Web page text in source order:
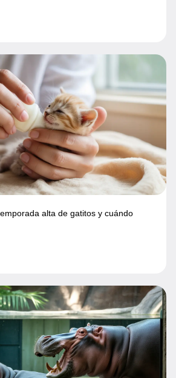
alta de gatitos y cuándo